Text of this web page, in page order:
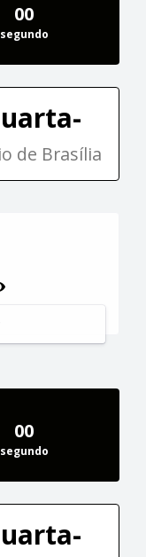
00
segundo
de Brasília
00
segundo